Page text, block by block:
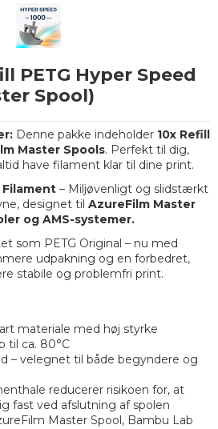
PETG Hyper Speed
Spool)
Denne pakke indeholder 10x Refill
Master Spools. Perfekt til dig,
have filament klar til dine print.
Filament– Miljøvenligt og slidstærkt
designet til AzureFilm Master
og AMS-systemer.
som PETG Original – nu med
udpakning og en forbedret,
stabile og problemfri print.
materiale med høj styrke
til ca. 80°C
– velegnet til både begyndere og
reducerer risikoen for, at
fast ved afslutning af spolen
Master Spool, Bambu Lab